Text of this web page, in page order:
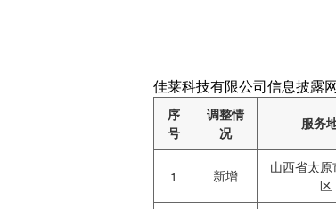
佳莱科技有限公司信息披露
序
号
调整情
况
服务
1 新增
山西省太
区